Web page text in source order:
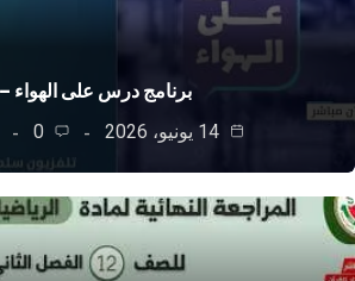
برنامج درس على الهواء –…
0
61